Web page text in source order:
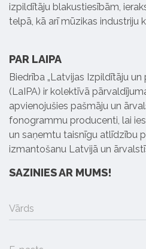
izpildītāju blakustiesībām,
telpā, kā arī mūzikas industriju
PAR LAIPA
Biedrība „Latvijas Izpildītāju
(LaIPA) ir kolektīvā
apvienojušies pašmāju un
fonogrammu producenti, lai
un saņemtu taisnīgu atlīdzību
izmantošanu Latvijā un
SAZINIES AR MUMS!
Vārds